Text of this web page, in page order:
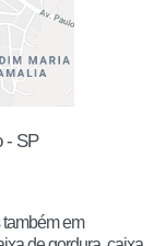
- SP
em